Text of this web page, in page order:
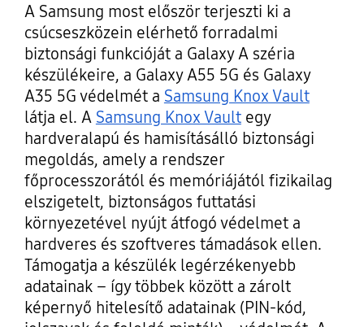
A Samsung most először terjeszti ki a
csúcseszközein elérhető forradalmi
biztonsági funkcióját a Galaxy A széria
készülékeire, a Galaxy A55 5G és Galaxy
A35 5G védelmét a Samsung Knox Vault
látja el. A Samsung Knox Vaultegy
hardveralapú és hamisításálló biztonsági
megoldás, amely a rendszer
főprocesszorától és memóriájától fizikailag
elszigetelt, biztonságos futtatási
környezetével nyújt átfogó védelmet a
hardveres és szoftveres támadások ellen.
Támogatja a készülék legérzékenyebb
adatainak – így többek között a zárolt
képernyő hitelesítő adatainak (PIN-kód,